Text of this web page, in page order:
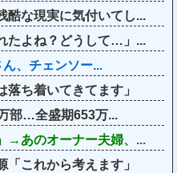
酷な現実に気付いてし...
たよね？どうして…」...
、チェンソー...
ち着いてきてます」
部…全盛期653万...
→あのオーナー夫婦、...
これから考えます」